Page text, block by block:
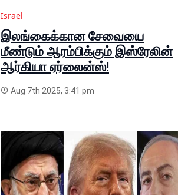
Israel
இலங்கைக்கான சேவையை
மீண்டும் ஆரம்பிக்கும் இஸ்ரேலின்
ஆர்கியா ஏர்லைன்ஸ்!
Aug 7th 2025, 3:41 pm